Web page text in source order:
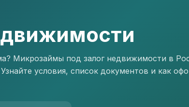
Микрозаймы под залог недвижимости в
условия, список документов и как